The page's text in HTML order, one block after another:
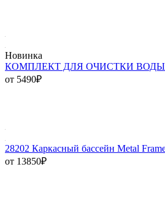
Новинка
КОМПЛЕКТ ДЛЯ ОЧИСТКИ ВОДЫ
от 5490₽
28202 Каркасный бассейн Metal
от 13850₽